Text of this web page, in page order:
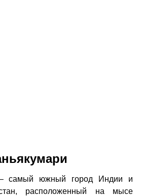
южный город Индии и
расположенный на мысе